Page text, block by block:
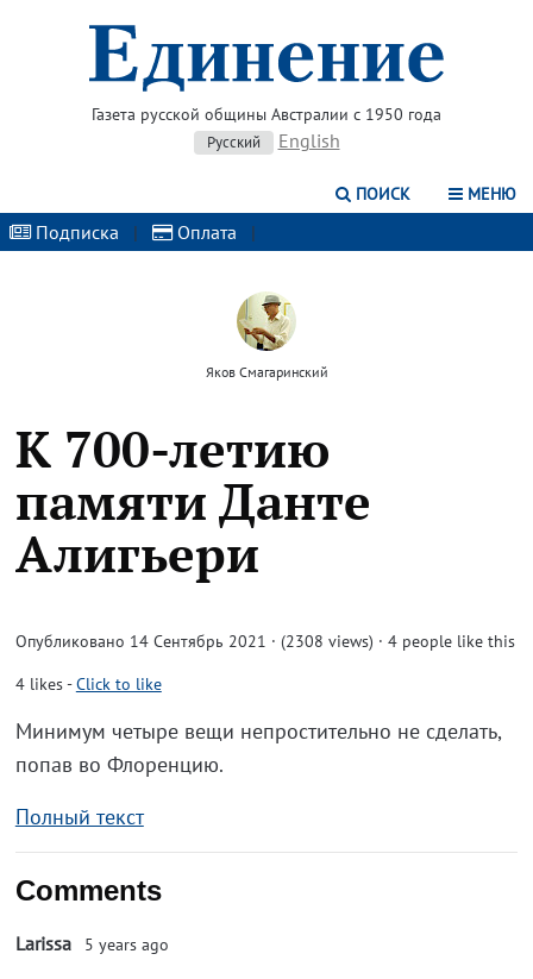
Газета русской общины Австралии с 1950 года
Русский English
ПОИСК МЕНЮ
Подписка | Оплата |
Яков Смагаринский
К 700-летию
памяти Данте
Алигьери
Опубликовано 14 Сентябрь 2021 · (2308 views) · 4 people like this
4likes-Click to like
Минимум четыре вещи непростительно не сделать,
попав во Флоренцию.
Полный текст
Comments
Larissa 5 years ago